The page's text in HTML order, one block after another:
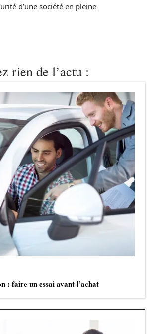
d’une société en pleine
rien de l’actu :
: faire un essai avant l’achat